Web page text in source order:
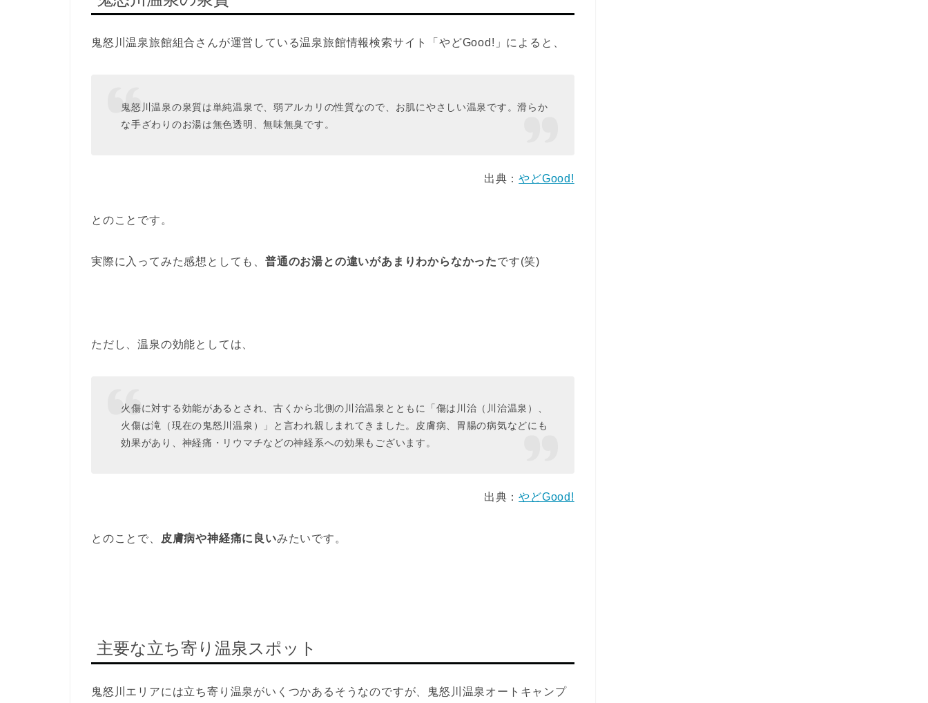
鬼怒川温泉旅館組合さんが運営している温泉旅館情報検索サイト「やどGood!」によると、
鬼怒川温泉の泉質は単純温泉で、弱アルカリの性質なので、お肌にやさしい温泉です。滑らか
な手ざわりのお湯は無色透明、無味無臭です。
出典：やどGood!
とのことです。
実際に入ってみた感想としても、 普通のお湯との違いがあまりわからなかったです(笑)
ただし、温泉の効能としては、
火傷に対する効能があるとされ、古くから北側の川治温泉とともに「傷は川治（川治温泉）、
火傷は滝（現在の鬼怒川温泉）」と言われ親しまれてきました。皮膚病、胃腸の病気などにも
効果があり、神経痛・リウマチなどの神経系への効果もございます。
出典：やどGood!
とのことで、 皮膚病や神経痛に良いみたいです。
主要な立ち寄り温泉スポット
鬼怒川エリアには立ち寄り温泉がいくつかあるそうなのですが、鬼怒川温泉オートキャンプ